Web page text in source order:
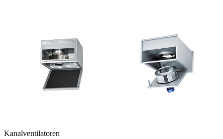
Kanalventilatoren